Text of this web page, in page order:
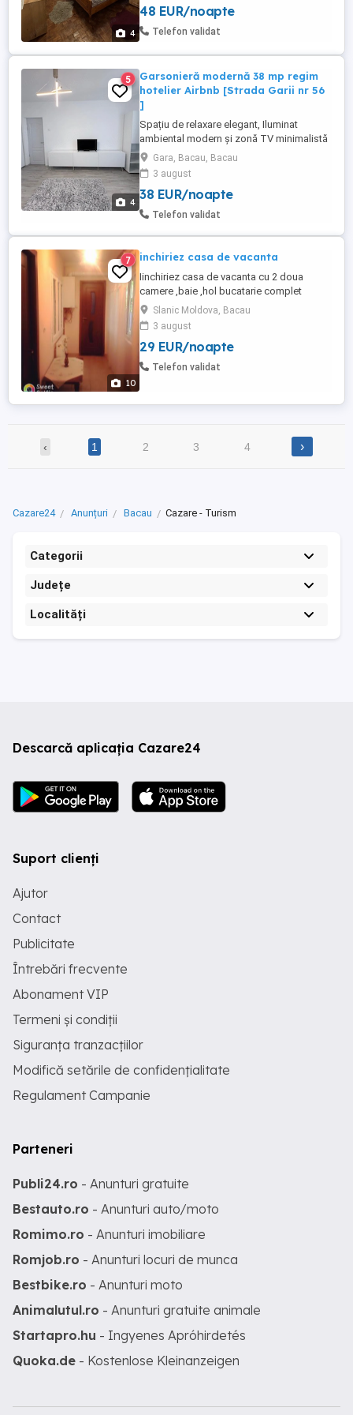
4
pe zi - 2 persoane (cuplu). Exclus
PETRECERI sau ESCORTE.
48 EUR/noapte
Telefon validat
4
5
Garsonieră modernă 38 mp regim
hotelier Airbnb [Strada Garii nr 56
]
Spațiu de relaxare elegant, Iluminat
ambiental modern și zonă TV minimalistă
perfectă pentru relaxare după o zi
aglomerată. Bucătărie complet echipată
Gândită pentru funcționalitate și confort:
Mobilier modern și spații generoase de
depozitare Frigider Cuptor cu microunde
Gara, Bacau, Bacau
3 august
38 EUR/noapte
Telefon validat
10
7 inchiriez casa de vacanta
Iinchiriez casa de vacanta cu 2 doua
camere ,baie ,hol bucatarie complet
mobilate.Casa este situata la 4 km de
statiunea Slanic Moldova (partia de schi)
si la 13 km de mina salina.Casa este
incalzita cu centrala de apartament cu
gaze si cu teracote pe lemne.Apa calda si
Slanic Moldova, Bacau
3 august
29 EUR/noapte
Telefon validat
‹ 1 2 3 4 ›
Cazare24 Anunțuri Bacau Cazare - Turism
Categorii
Județe
Localități
Descarcă aplicația Cazare24
Suport clienți
Ajutor
Contact
Publicitate
Întrebări frecvente
Abonament VIP
Termeni și condiții
Siguranța tranzacțiilor
Modifică setările de confidențialitate
Regulament Campanie
Parteneri
Publi24.ro - Anunturi gratuite
Bestauto.ro - Anunturi auto/moto
Romimo.ro - Anunturi imobiliare
Romjob.ro - Anunturi locuri de munca
Bestbike.ro - Anunturi moto
Animalutul.ro - Anunturi gratuite animale
Startapro.hu - Ingyenes Apróhirdetés
Quoka.de - Kostenlose Kleinanzeigen